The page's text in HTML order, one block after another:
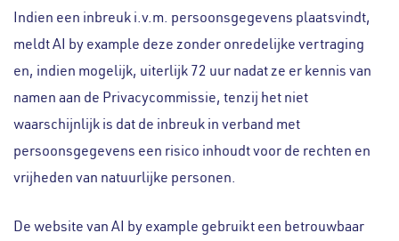
Indien een inbreuk i.v.m. persoonsgegevens plaatsvindt,
meldt AI by example deze zonder onredelijke vertraging
en, indien mogelijk, uiterlijk 72 uur nadat ze er kennis van
namen aan de Privacycommissie, tenzij het niet
waarschijnlijk is dat de inbreuk in verband met
persoonsgegevens een risico inhoudt voor de rechten en
vrijheden van natuurlijke personen.
De website van AI by example gebruikt een betrouwbaar